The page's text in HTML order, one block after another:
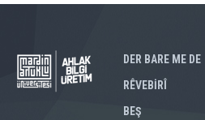
DER BARE ME DE
RÊVEBİRÎ
BEŞ